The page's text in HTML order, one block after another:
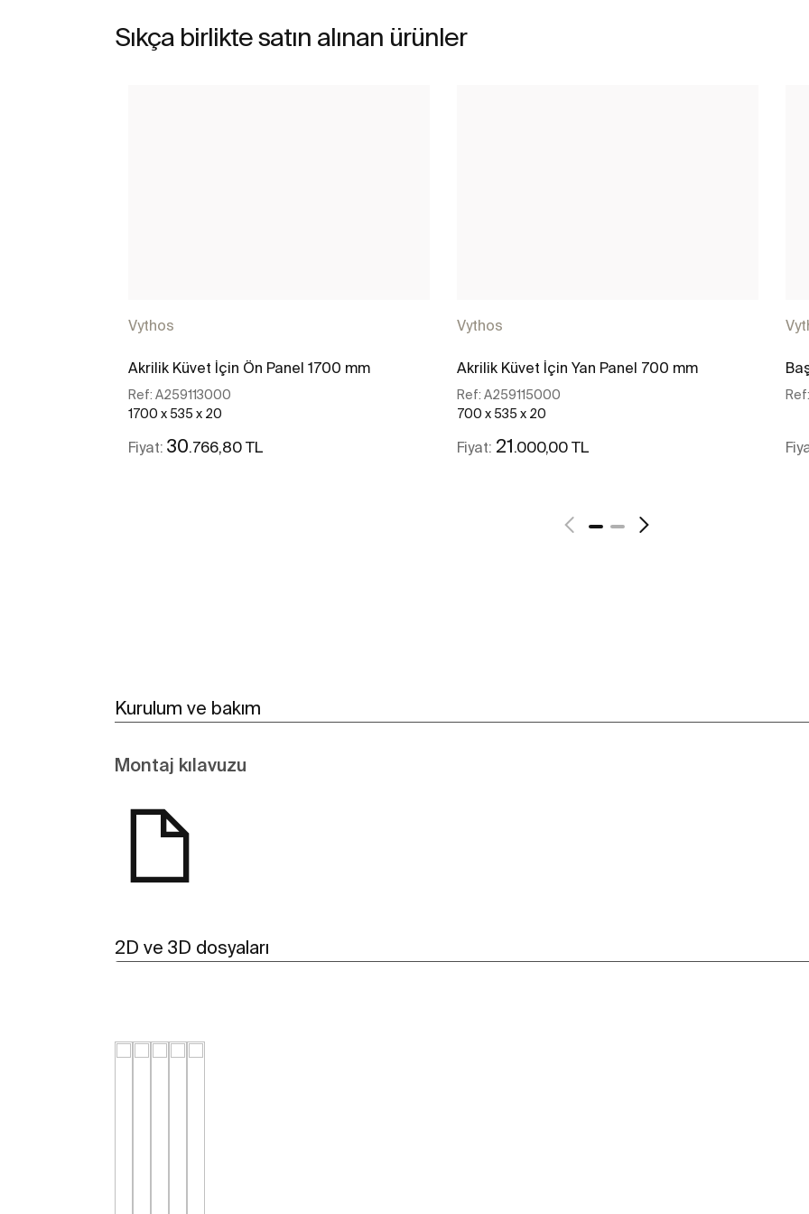
Sıkça birlikte satın alınan ürünler
Vythos
Akrilik Küvet İçin Ön Panel 1700 mm
Ref: A259113000
1700 x 535 x 20
Fiyat: 30 .766,80 TL
Vythos
Akrilik Küvet İçin Yan Panel 700 mm
Ref: A259115000
700 x 535 x 20
Fiyat: 21 .000,00 TL
Ref:
Kurulum ve bakım
Montaj kılavuzu
2D ve 3D dosyaları